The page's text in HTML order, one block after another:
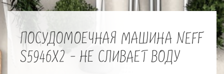
ПОСУДОМОЕЧНАЯ МАШИНА NEFF
S5946X2 - НЕ СЛИВАЕТ ВОДУ